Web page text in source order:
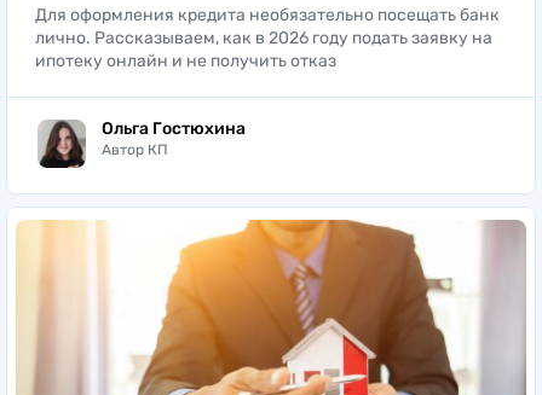
Для оформления кредита необязательно посещать банк
лично. Рассказываем, как в 2026 году подать заявку на
ипотеку онлайн и не получить отказ
Ольга Гостюхина
Автор КП